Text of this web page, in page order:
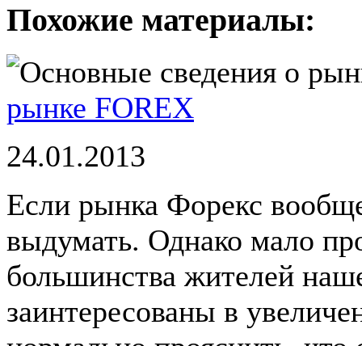
Похожие материалы:
рынке FOREX
24.01.2013
Если рынка Форекс
выдумать. Однако мало
большинства жителей
заинтересованы в